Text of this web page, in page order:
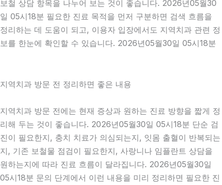
보철 상담 항목을 나누어 보는 것이 좋습니다. 2026년05월30
일 05시18분 필요한 진료 목적을 먼저 구분하면 검색 흐름을
정리하는 데 도움이 되고, 이용자 입장에서도 지역치과 관련 정
보를 한눈에 확인할 수 있습니다. 2026년05월30일 05시18분
지역치과 방문 전 정리하면 좋은 내용
지역치과 방문 전에는 현재 증상과 원하는 진료 방향을 짧게 정
리해 두는 것이 좋습니다. 2026년05월30일 05시18분 단순 검
진이 필요한지, 충치 치료가 의심되는지, 잇몸 출혈이 반복되는
지, 기존 보철물 점검이 필요한지, 사랑니나 임플란트 상담을
원하는지에 따라 진료 흐름이 달라집니다. 2026년05월30일
05시18분 문의 단계에서 이런 내용을 미리 정리하면 필요한 진